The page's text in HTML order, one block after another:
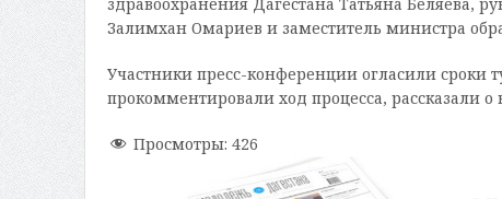
Залимхан Омариев и заместитель министра
Участники пресс-конференции огласили сроки
прокомментировали ход процесса, рассказали
Просмотры: 426